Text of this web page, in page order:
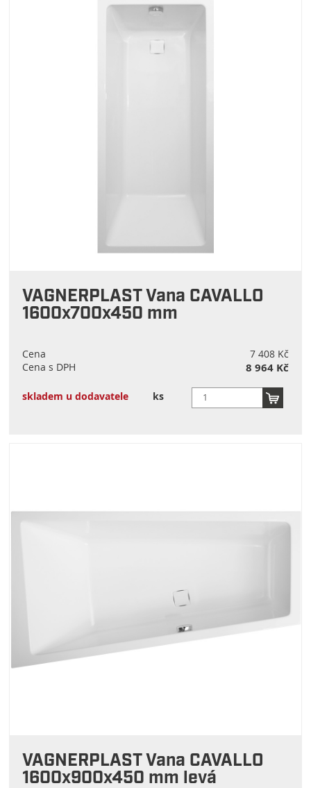
VAGNERPLAST Vana CAVALLO
1600x700x450 mm
Cena
7 408 Kč
Cena s DPH
8 964 Kč
skladem u dodavatele ks
VAGNERPLAST Vana CAVALLO
1600x900x450 mm levá